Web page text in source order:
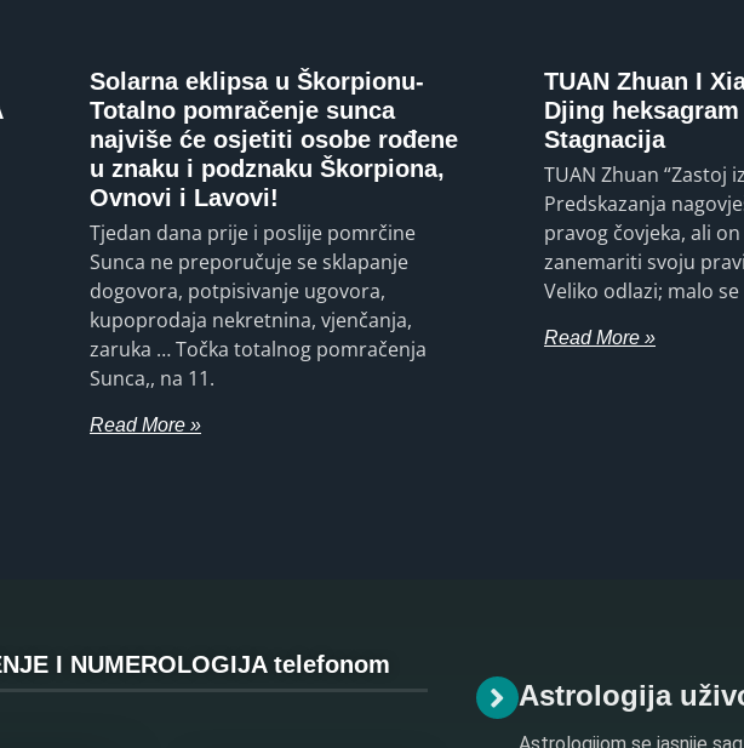
Solarna eklipsa u Škorpionu-
Totalno pomračenje sunca
najviše će osjetiti osobe rođene
u znaku i podznaku Škorpiona,
Ovnovi i Lavovi!
Tjedan dana prije i poslije pomrčine
Sunca ne preporučuje se sklapanje
dogovora, potpisivanje ugovora,
kupoprodaja nekretnina, vjenčanja,
zaruka … Točka totalnog pomračenja
Sunca,, na 11.
Read More »
TUAN Zhuan I
Djing heksagram
Stagnacija
TUAN Zhuan “Zastoj
Predskazanja
pravog čovjeka, ali
zanemariti svoju
Veliko odlazi; malo
Read More »
I NUMEROLOGIJA telefonom
Astrologija